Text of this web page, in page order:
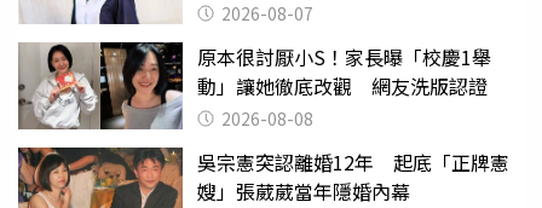
2026-08-07
原本很討厭小S！家長曝「校慶1舉
動」讓她徹底改觀 網友洗版認證
2026-08-08
吳宗憲突認離婚12年 起底「正牌憲
嫂」張葳葳當年隱婚內幕